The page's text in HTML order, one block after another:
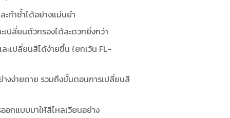
ทำซ้ำได้อย่างแม่นยำ
ปลี่ยนตัวกรองได้สะดวกยิ่งกว่า
ะเปลี่ยนสีได้ง่ายขึ้น (ยกเว้น FL-
งง่ายดาย รวมถึงขั้นตอนการเปลี่ยนสี
กแบบมาให้สีไหลเวียนอย่าง